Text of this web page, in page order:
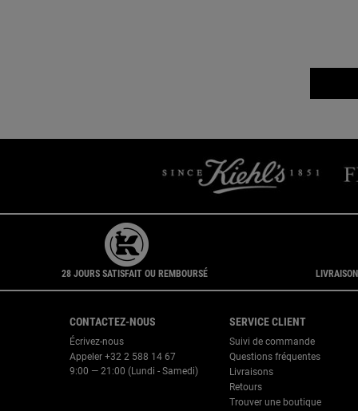
28 JOURS SATISFAIT OU REMBOURSÉ
CONTACTEZ-NOUS
Écrivez-nous
Appeler +32 2 588 14 67
9:00 — 21:00 (Lundi - Samedi)
SERVICE CLIENT
Suivi de commande
Questions fréquentes
Livraisons
Retours
Trouver une boutique